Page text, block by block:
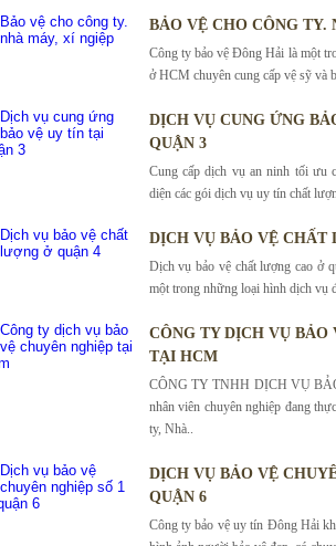
BẢO VỆ CHO CÔNG TY.
Công ty bảo vệ Đông Hải là một
ở HCM chuyên cung cấp vệ sỹ và
DỊCH VỤ CUNG ỨNG
QUẬN 3
Cung cấp dịch vụ an ninh tối ưu
diện các gói dịch vụ uy tín chất
DỊCH VỤ BẢO VỆ CHẤT
Dịch vụ bảo vệ chất lượng cao ở
một trong những loại hình dịch vụ
CÔNG TY DỊCH VỤ BẢO
TẠI HCM
CÔNG TY TNHH DỊCH VỤ
nhân viên chuyên nghiệp đang
ty, Nhà..
DỊCH VỤ BẢO VỆ
QUẬN 6
Công ty bảo vệ uy tín Đông Hải